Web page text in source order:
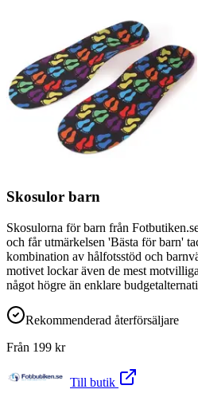
Skosulor barn
Skosulorna för barn från
och får utmärkelsen 'Bästa för barn'
kombination av hålfotsstöd och
motivet lockar även de mest
något högre än enklare
Rekommenderad återförsäljare
Från 199 kr
Till butik